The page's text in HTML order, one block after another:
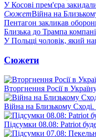
У Косові прем'єра
СюжетВійна на
Пентагон закликав
Близька до Трампа
У Польщі чоловік, який
Сюжети
Вторгнення Росії в
Війна на Близькому
Підсумки 08.08: Patriot